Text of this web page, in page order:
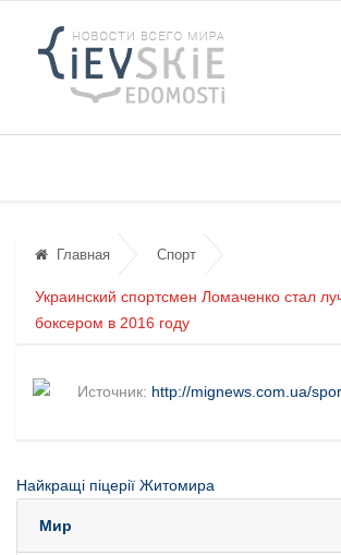
Главная Спорт
Украинский спортсмен Ломаченко стал
боксером в 2016 году
Источник: http://mignews.com.ua/
Найкращі піцерії Житомира
Мир